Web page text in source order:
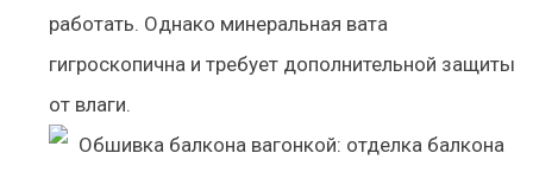
работать. Однако минеральная вата
гигроскопична и требует дополнительной защиты
от влаги.